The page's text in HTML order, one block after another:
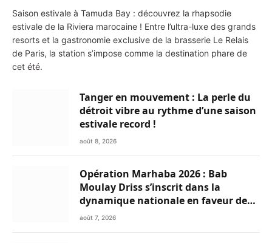
Saison estivale à Tamuda Bay : découvrez la rhapsodie
estivale de la Riviera marocaine ! Entre l’ultra-luxe des grands
resorts et la gastronomie exclusive de la brasserie Le Relais
de Paris, la station s’impose comme la destination phare de
cet été.
Tanger en mouvement : La perle du
détroit vibre au rythme d’une saison
estivale record !
août 8, 2026
Opération Marhaba 2026 : Bab
Moulay Driss s’inscrit dans la
dynamique nationale en faveur des
Marocains du Monde
août 7, 2026